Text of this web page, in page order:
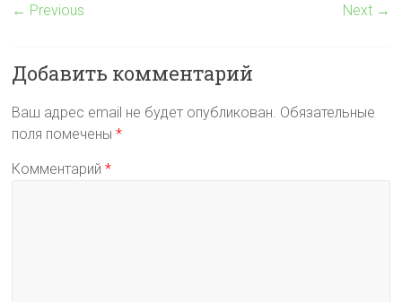
← Previous Next →
Добавить комментарий
Ваш адрес email не будет опубликован. Обязательные
поля помечены*
Комментарий*